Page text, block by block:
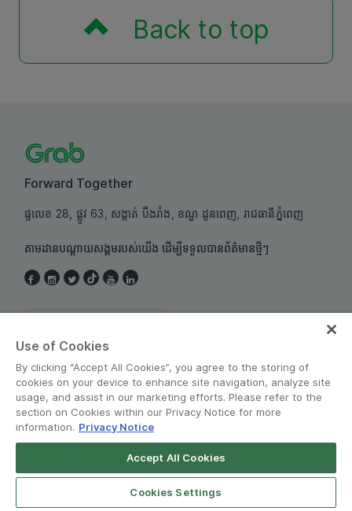
Back to top
Forward Together
ផ្ទលេខ 28, ផ្លូវ 63, សង្កាត់ បឹងរាំង, ខណ្ឌ ដូនពេញ, រាជធានីភ្នំពេញ
តាមដានបណ្តាយសង្គមរបស់យើង ដើម្បីទទួលបានព័ត៌មានថ្មីៗ
© Grab 2010 - 2026
Use of Cookies
By clicking “Accept All Cookies”, you agree to the storing of
cookies on your device to enhance site navigation, analyze site
usage, and assist in our marketing efforts. Please refer to the
section on Cookies within our Privacy Notice for more
information. Privacy Notice
Accept All Cookies
Cookies Settings